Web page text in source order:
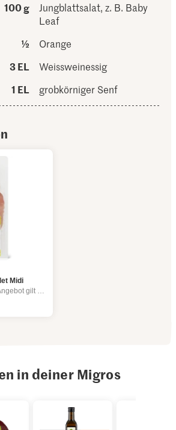
100 g
Jungblattsalat, z. B. Baby
Leaf
½
Orange
3 EL
Weissweinessig
1 EL
grobkörniger Senf
Midi
in Selbstbedienung, Angebot gilt nur vom 6.8. bis 12.8.2026, solange Vorrat.
in deiner Migros